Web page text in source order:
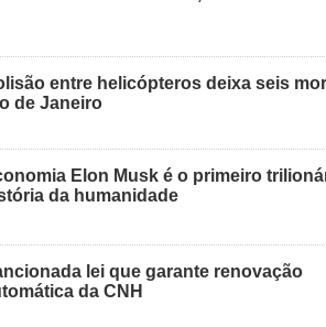
entre helicópteros deixa seis
de Janeiro
Elon Musk é o primeiro
da humanidade
lei que garante renovação
da CNH